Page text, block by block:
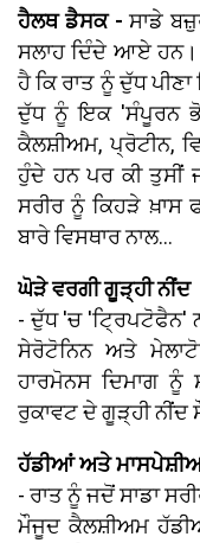
ਹੈਲਥ ਡੈਸਕ -ਸਾਡੇ
ਸਲਾਹ ਦਿੰਦੇ ਆਏ
ਹੈ ਕਿ ਰਾਤ ਨੂੰ ਦੁੱਧ
ਦੁੱਧ ਨੂੰ ਇਕ 'ਸੰਪੂਰਨ
ਕੈਲਸ਼ੀਅਮ, ਪ੍ਰੋਟੀਨ,
ਹੁੰਦੇ ਹਨ ਪਰ ਕੀ ਤੁਸੀਂ
ਸਰੀਰ ਨੂੰ ਕਿਹੜੇ
ਬਾਰੇ ਵਿਸਥਾਰ ਨਾਲ...
ਘੋੜੇ ਵਰਗੀ ਗੂੜ੍ਹੀ ਨੀਂਦ
- ਦੁੱਧ 'ਚ 'ਟ੍ਰਿਪਟੋਫੈਨ'
ਸੇਰੋਟੋਨਿਨ ਅਤੇ
ਹਾਰਮੋਨਸ ਦਿਮਾਗ ਨੂੰ
ਰੁਕਾਵਟ ਦੇ ਗੂੜ੍ਹੀ
ਹੱਡੀਆਂ ਅਤੇ
- ਰਾਤ ਨੂੰ ਜਦੋਂ ਸਾਡਾ
ਮੌਜੂਦ ਕੈਲਸ਼ੀਅਮ